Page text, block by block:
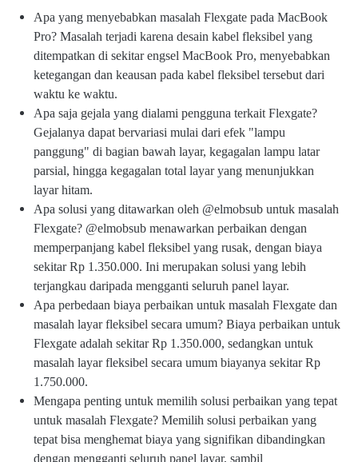
Apa yang menyebabkan masalah Flexgate pada MacBook
Pro? Masalah terjadi karena desain kabel fleksibel yang
ditempatkan di sekitar engsel MacBook Pro, menyebabkan
ketegangan dan keausan pada kabel fleksibel tersebut dari
waktu ke waktu.
Apa saja gejala yang dialami pengguna terkait Flexgate?
Gejalanya dapat bervariasi mulai dari efek "lampu
panggung" di bagian bawah layar, kegagalan lampu latar
parsial, hingga kegagalan total layar yang menunjukkan
layar hitam.
Apa solusi yang ditawarkan oleh @elmobsub untuk masalah
Flexgate? @elmobsub menawarkan perbaikan dengan
memperpanjang kabel fleksibel yang rusak, dengan biaya
sekitar Rp 1.350.000. Ini merupakan solusi yang lebih
terjangkau daripada mengganti seluruh panel layar.
Apa perbedaan biaya perbaikan untuk masalah Flexgate dan
masalah layar fleksibel secara umum? Biaya perbaikan untuk
Flexgate adalah sekitar Rp 1.350.000, sedangkan untuk
masalah layar fleksibel secara umum biayanya sekitar Rp
1.750.000.
Mengapa penting untuk memilih solusi perbaikan yang tepat
untuk masalah Flexgate? Memilih solusi perbaikan yang
tepat bisa menghemat biaya yang signifikan dibandingkan
dengan mengganti seluruh panel layar, sambil
e
xi
bl
at
s